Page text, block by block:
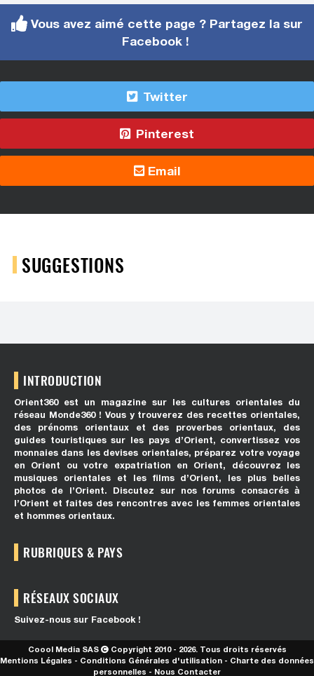
Vous avez aimé cette page ? Partagez la sur
Facebook !
Twitter
Pinterest
Email
SUGGESTIONS
INTRODUCTION
Orient360 est un magazine sur les cultures orientales du
réseau Monde360 ! Vous y trouverez des recettes orientales,
des prénoms orientaux et des proverbes orientaux, des
guides touristiques sur les pays d’Orient, convertissez vos
monnaies dans les devises orientales, préparez votre voyage
en Orient ou votre expatriation en Orient, découvrez les
musiques orientales et les films d’Orient, les plus belles
photos de l’Orient. Discutez sur nos forums consacrés à
l’Orient et faites des rencontres avec les femmes orientales
et hommes orientaux.
RUBRIQUES & PAYS
RÉSEAUX SOCIAUX
Suivez-nous sur Facebook !
Coool Media SAS
Copyright 2010 - 2026. Tous droits réservés
Mentions Légales - Conditions Générales d'utilisation - Charte des données
personnelles - Nous Contacter